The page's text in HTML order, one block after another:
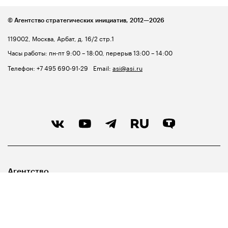
119002, Москва, Арбат, д. 16/2 стр.1
Часы работы: пн-пт 9:00 – 18:00, перерыв 13:00 – 14:00
Телефон: +7 495 690-91-29 Email: asi@asi.ru
© Агентство стратегических инициатив, 2012—2026
Агентство